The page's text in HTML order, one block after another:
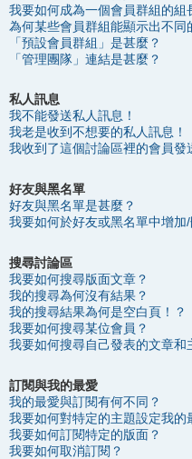
我要如何成為一個會員群組的組
為何某些會員群組能顯示出不同
「預設會員群組」是甚麼？
「管理團隊」連結是甚麼？
私人訊息
我不能發送私人訊息！
我老是收到不想要的私人訊息！
我收到了這個討論區裡的會員發
好友與黑名單
好友與黑名單是甚麼？
我要如何於好友或黑名單中增加/
搜尋討論區
我要如何搜尋版面文章？
我的搜尋為何沒有結果？
我的搜尋結果為何是空白頁！？
我要如何搜尋某位會員？
我要如何搜尋自己發表的文章和
訂閱與我的最愛
我的最愛與訂閱有何不同？
我要如何對特定的主題設定我的
我要如何訂閱特定的版面？
我要如何取消訂閱？